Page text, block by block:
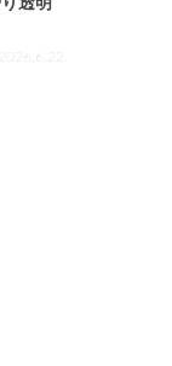
2026.6.22